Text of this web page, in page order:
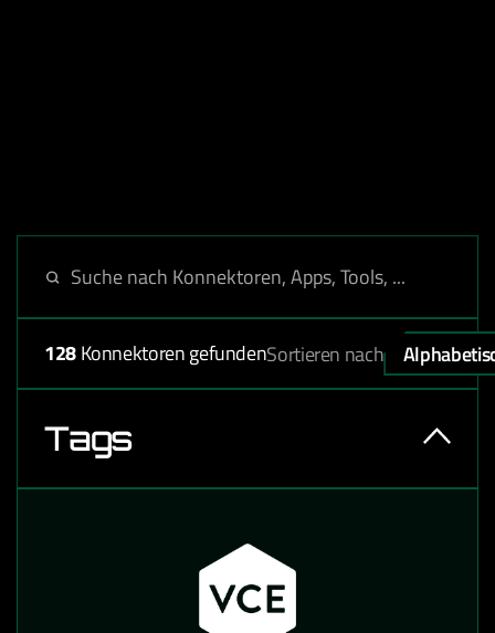
128Konnektoren gefundenSortieren nach
Tags